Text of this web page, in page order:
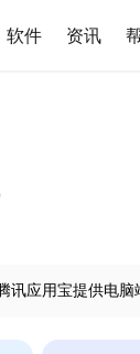
软件 资讯
讯应用宝提供电